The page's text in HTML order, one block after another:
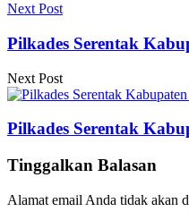
Next Post
Pilkades Serentak
Next Post
Pilkades Serentak
Tinggalkan Balasan
Alamat email Anda tidak akan